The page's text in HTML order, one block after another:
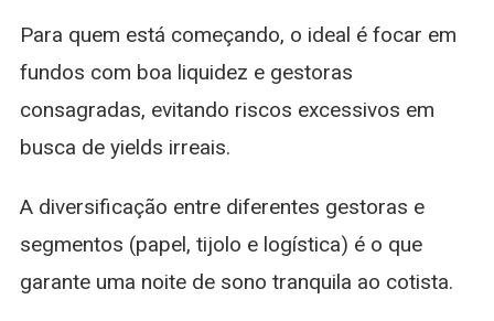
Para quem está começando, o ideal é focar em
fundos com boa liquidez e gestoras
consagradas, evitando riscos excessivos em
busca de yields irreais.
A diversificação entre diferentes gestoras e
segmentos (papel, tijolo e logística) é o que
garante uma noite de sono tranquila ao cotista.